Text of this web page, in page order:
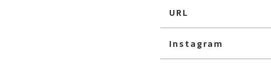
URL
Instagram